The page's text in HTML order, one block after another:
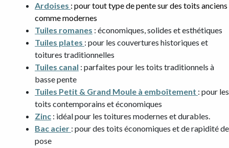
Ardoises : pour tout type de pente sur des toits anciens
comme modernes
Tuiles romanes : économiques, solides et esthétiques
Tuiles plates : pour les couvertures historiques et
toitures traditionnelles
Tuiles canal : parfaites pour les toits traditionnels à
basse pente
Tuiles Petit & Grand Moule à emboîtement : pour les
toits contemporains et économiques
Zinc : idéal pour les toitures modernes et durables.
Bac acier : pour des toits économiques et de rapidité de
pose